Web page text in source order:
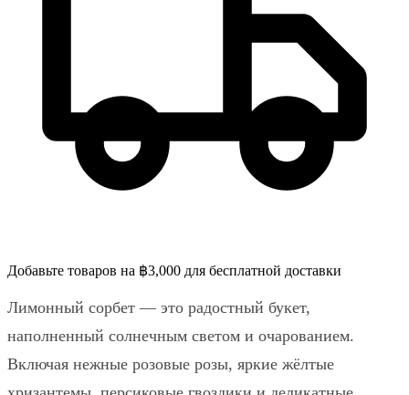
Добавьте товаров на ฿3,000 для бесплатной доставки
Лимонный сорбет — это радостный букет,
наполненный солнечным светом и очарованием.
Включая нежные розовые розы, яркие жёлтые